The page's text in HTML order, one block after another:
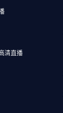
清直播